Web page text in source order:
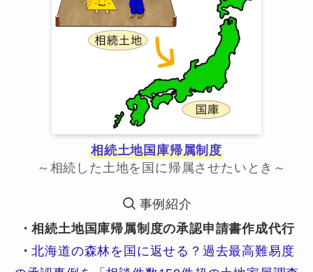
相続土地国庫帰属制度
～相続した土地を国に帰属させたいとき～
事例紹介
・相続土地国庫帰属制度の承認申請書作成代行
・北海道の森林を国に返せる？過去最高難易度